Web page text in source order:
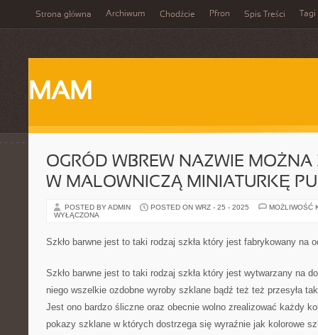
Strona główna Archiwum Chodźcie Pfron Spis Treści Tagi
MAM
OGRÓD WBREW NAZWIE MOŻNA
W MALOWNICZĄ MINIATURKĘ
POSTED BY ADMIN POSTED ON WRZ - 25 - 2025
MOŻLIWOŚĆ
WYŁĄCZONA
Szkło barwne jest to taki rodzaj szkła który jest fabrykowany na
Szkło barwne jest to taki rodzaj szkła który jest wytwarzany na
niego wszelkie ozdobne wyroby szklane bądź też też przesyła
Jest ono bardzo śliczne oraz obecnie wolno zrealizować każdy
pokazy szklane w których dostrzega się wyraźnie jak kolorowe